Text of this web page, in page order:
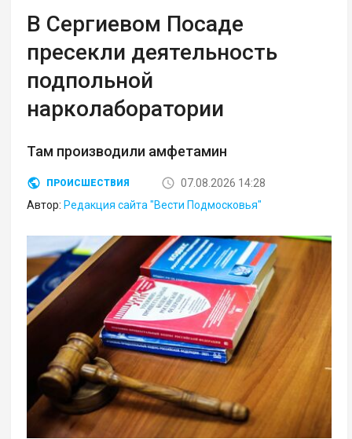
В Сергиевом Посаде
пресекли деятельность
подпольной
нарколаборатории
Там производили амфетамин
ПРОИСШЕСТВИЯ
07.08.2026 14:28
Автор: Редакция сайта "Вести Подмосковья"